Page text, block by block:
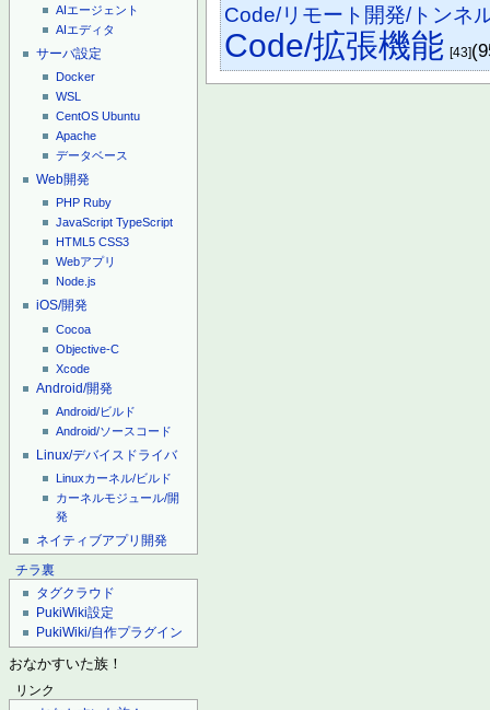
AIエージェント
AIエディタ
サーバ設定
Docker
WSL
CentOS Ubuntu
Apache
データベース
Web開発
PHP Ruby
JavaScript TypeScript
HTML5 CSS3
Webアプリ
Node.js
iOS/開発
Cocoa
Objective-C
Xcode
Android/開発
Android/ビルド
Android/ソースコード
Linux/デバイスドライバ
Linuxカーネル/ビルド
カーネルモジュール/開
発
ネイティブアプリ開発
チラ裏
タグクラウド
PukiWiki設定
PukiWiki/自作プラグイン
おなかすいた族！
リンク
Code/リモート開発/トンネ
Code/拡張機能 [43]